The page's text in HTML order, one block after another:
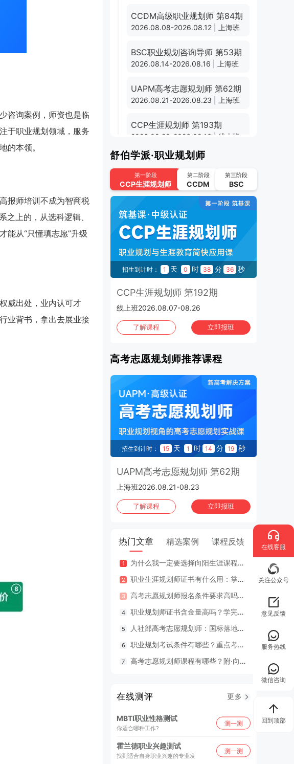
咨询案例，师资也是临
于职业规划领域，服务
的本领。
报师培训不成为智商税
上的，从选科逻辑、
能从“只懂填志愿”升级
威出处，业内认可才
业背书，拿出去展业接
CCDM高级职业规划师 第84期
2026.08.08-2026.08.12 | 上海班
BSC职业规划咨询导师 第53期
2026.08.14-2026.08.16 | 上海班
UAPM高考志愿规划师 第62期
2026.08.21-2026.08.23 | 上海班
CCP生涯规划师 第193期
2026.08.28-2026.09.16 | 线上班
2026年09月
UAPM高考志愿规划师 第63期
2026.09.01-2026.09.24 | 线上班
CCP生涯规划师 第194期
2026.09.11-2026.09.30 | 线上班
UAPM高考志愿规划师 第64期
2026.09.22-2026.10.15 | 线上班
班次：4
2026年10月
CCP生涯规划师 第195期
2026.10.02-2026.10.21 | 线上班
UAPM高考志愿规划师 第65期
2026.10.16-2026.11.04 | 线上班
CCP生涯规划师 第197期
2026.10.30-2026.11.01 | 上海班
舒伯学派·职业规划师
第一阶段
CCP生涯规划师
第二阶段
CCDM
第三阶段
BSC
08.16
招生到计时： 1 天 0 时 38 分 34 秒
CCP生涯规划师 第192期
线上班2026.08.07-08.26
了解课程 立即报班
高考志愿规划师推荐课程
招生到计时： 15 天 1 时 14 分 17 秒
UAPM高考志愿规划师 第62期
上海班2026.08.21-08.23
了解课程 立即报班
热门文章 精选案例 课程反馈
学员心得交流
员心得交流
为什么我一定要选择向阳生涯课程体系？七大核心理由
职业生涯规划师证书有什么用：掌握专业知识与技能，助人也助己！
高考志愿规划师报名条件要求高吗？专业认证在哪里考？
职业规划师证书含金量高吗？学完好找工作吗？
人社部高考志愿规划师：国标落地，从业标准更明确，持证执业不可少
职业规划考试条件有哪些？重点考什么？
高考志愿规划师课程有哪些？附·向阳生涯26年UAPM课程开班计划表
咨询案
2年
985
在线测评 更多
MBTI职业性格测试
你适合哪种工作?
测一测
霍兰德职业兴趣测试
找到适合自身职业兴趣的专业发
测一测
在线客服
关注公众号
意见反馈
服务热线
微信咨询
回到顶部